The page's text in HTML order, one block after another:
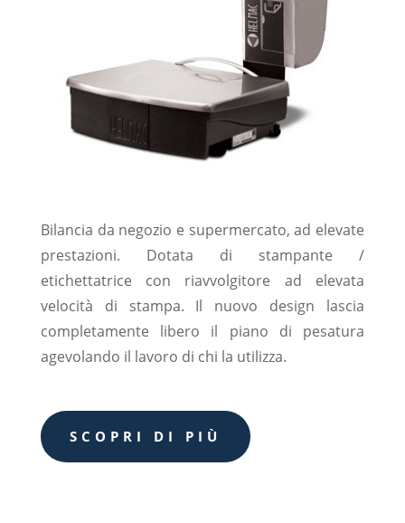
Bilancia da negozio e supermercato, ad elevate
prestazioni. Dotata di stampante /
etichettatrice con riavvolgitore ad elevata
velocità di stampa. Il nuovo design lascia
completamente libero il piano di pesatura
agevolando il lavoro di chi la utilizza.
SCOPRI DI PIÙ